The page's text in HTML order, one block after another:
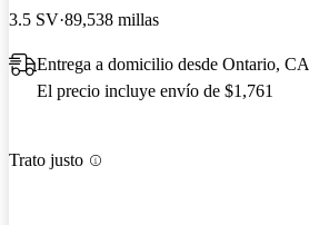
3.5 SV 89,538 millas
Entrega a domicilio desde Ontario, CA
El precio incluye envío de $1,761
Trato justo